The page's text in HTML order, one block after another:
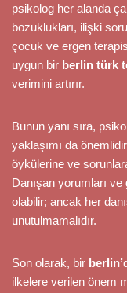
psikolog her alanda
bozuklukları, ilişki
çocuk ve ergen
uygun bir berlin türk
verimini artırır.
Bunun yanı sıra,
yaklaşımı da
öykülerine ve
Danışan yorumları
olabilir; ancak her
unutulmamalıdır.
Son olarak, bir
ilkelere verilen önem